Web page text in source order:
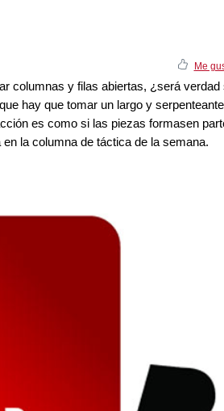
Me
columnas y filas abiertas, ¿será verdad
hay que tomar un largo y
es como si las piezas formasen
la columna de táctica de la semana.